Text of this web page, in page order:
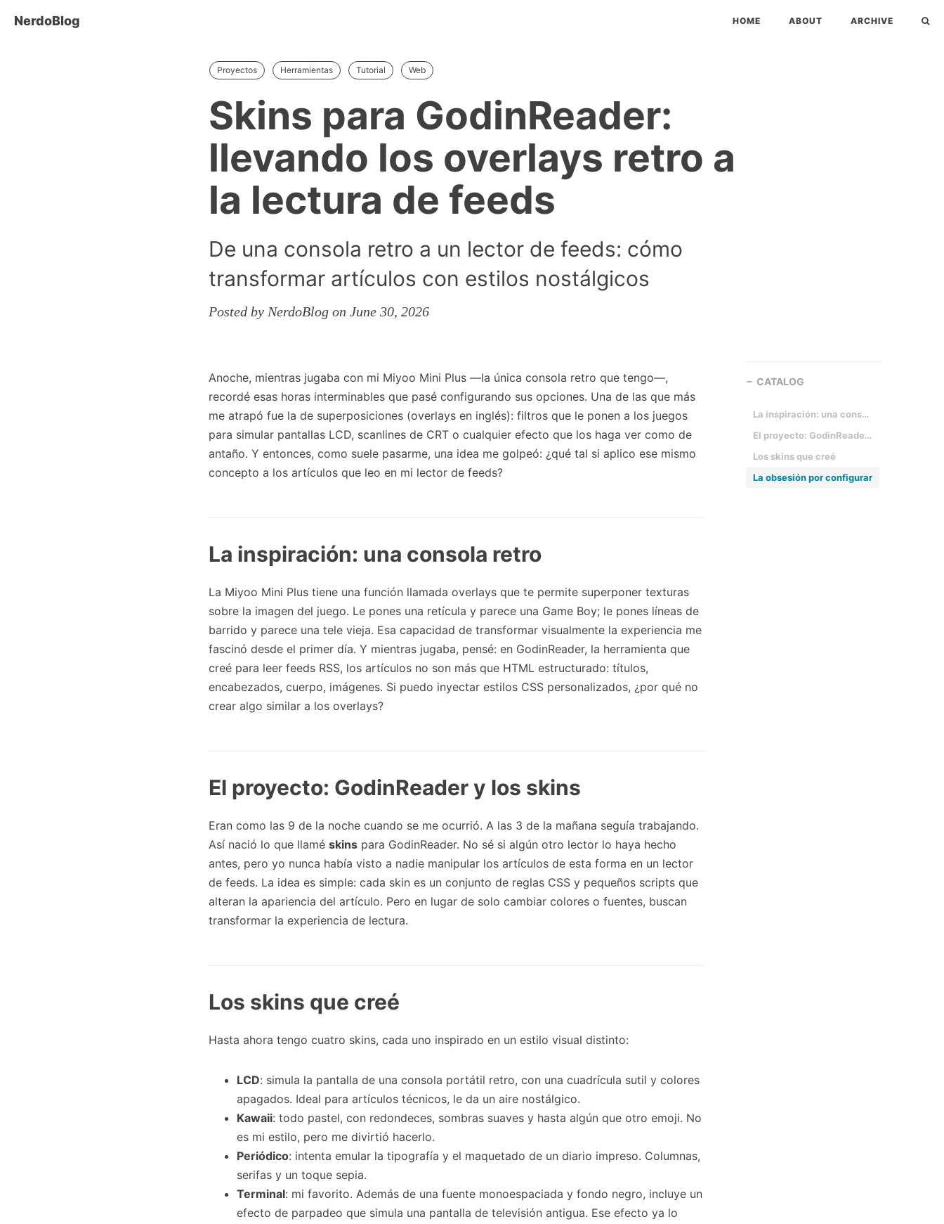
NerdoBlog HOME ABOUT ARCHIVE
Proyectos Herramientas Tutorial Web
Skins para GodinReader:
llevando los overlays retro a
la lectura de feeds
De una consola retro a un lector de feeds: cómo
transformar artículos con estilos nostálgicos
Posted by NerdoBlog on June 30, 2026
Anoche, mientras jugaba con mi Miyoo Mini Plus —la única consola retro que tengo—,
recordé esas horas interminables que pasé configurando sus opciones. Una de las que más
me atrapó fue la de superposiciones (overlays en inglés): filtros que le ponen a los juegos
para simular pantallas LCD, scanlines de CRT o cualquier efecto que los haga ver como de
antaño. Y entonces, como suele pasarme, una idea me golpeó: ¿qué tal si aplico ese mismo
concepto a los artículos que leo en mi lector de feeds?
La inspiración: una consola retro
La Miyoo Mini Plus tiene una función llamada overlays que te permite superponer texturas
sobre la imagen del juego. Le pones una retícula y parece una Game Boy; le pones líneas de
barrido y parece una tele vieja. Esa capacidad de transformar visualmente la experiencia me
fascinó desde el primer día. Y mientras jugaba, pensé: en GodinReader, la herramienta que
creé para leer feeds RSS, los artículos no son más que HTML estructurado: títulos,
encabezados, cuerpo, imágenes. Si puedo inyectar estilos CSS personalizados, ¿por qué no
crear algo similar a los overlays?
El proyecto: GodinReader y los skins
Eran como las 9 de la noche cuando se me ocurrió. A las 3 de la mañana seguía trabajando.
Así nació lo que llamé skins para GodinReader. No sé si algún otro lector lo haya hecho
antes, pero yo nunca había visto a nadie manipular los artículos de esta forma en un lector
de feeds. La idea es simple: cada skin es un conjunto de reglas CSS y pequeños scripts que
alteran la apariencia del artículo. Pero en lugar de solo cambiar colores o fuentes, buscan
transformar la experiencia de lectura.
Los skins que creé
Hasta ahora tengo cuatro skins, cada uno inspirado en un estilo visual distinto:
LCD: simula la pantalla de una consola portátil retro, con una cuadrícula sutil y colores
apagados. Ideal para artículos técnicos, le da un aire nostálgico.
Kawaii: todo pastel, con redondeces, sombras suaves y hasta algún que otro emoji. No
es mi estilo, pero me divirtió hacerlo.
Periódico: intenta emular la tipografía y el maquetado de un diario impreso. Columnas,
serifas y un toque sepia.
Terminal: mi favorito. Además de una fuente monoespaciada y fondo negro, incluye un
efecto de parpadeo que simula una pantalla de televisión antigua. Ese efecto ya lo
CATALOG
La inspiración: una consola retro
El proyecto: GodinReader y los skins
Los skins que creé
La obsesión por configurar